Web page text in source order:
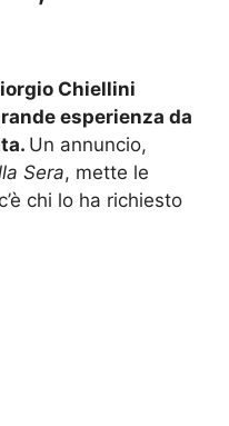
Chiellini
esperienza da
Un annuncio,
Sera, mette le
chi lo ha richiesto